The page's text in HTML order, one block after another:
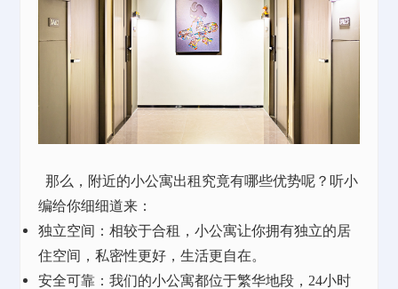
那么，附近的小公寓出租究竟有哪些优势呢？听小
编给你细细道来：
独立空间：相较于合租，小公寓让你拥有独立的居
住空间，私密性更好，生活更自在。
安全可靠：我们的小公寓都位于繁华地段， 24小时